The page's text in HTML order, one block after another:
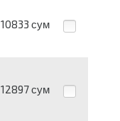
10833 сум
12897 сум